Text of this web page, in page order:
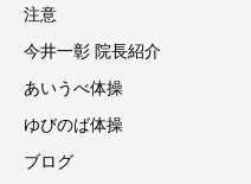
注意
今井一彰 院長紹介
あいうべ体操
ゆびのば体操
ブログ